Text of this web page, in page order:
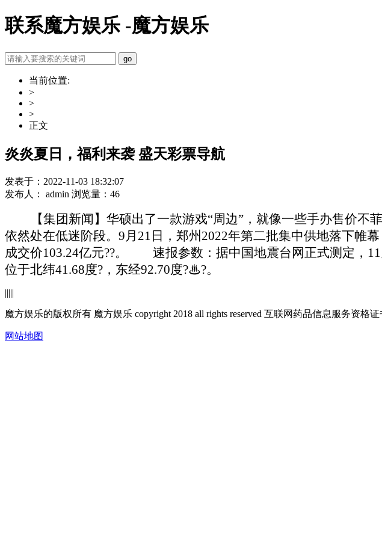
联系魔方娱乐 -魔方娱乐
当前位置:
>
>
>
正文
炎炎夏日，福利来袭 盛天彩票导航
发表于：2022-11-03 18:32:07
发布人： admin 浏览量：46
【集团新闻】华硕出了一款游戏“周边”，就像一些手办售
依然处在低迷阶段。 9月21日，郑州2022年第二批集中供地落下帷
成交价103.24亿元??。
速报参数： 据中国地震台网正式测定，
位于北纬41.68度?，东经92.70度?♨?。
|||||
魔方娱乐的版权所有 魔方娱乐 copyright 2018 all rights reserved 互联网药品信息服务资格
网站地图